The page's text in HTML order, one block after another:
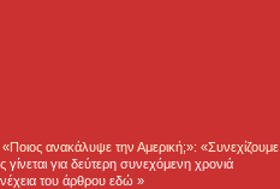
ανακάλυψε την Αμερική;»: «Συνεχίζουμε
γίνεται για δεύτερη συνεχόμενη χρονιά
του άρθρου εδώ »